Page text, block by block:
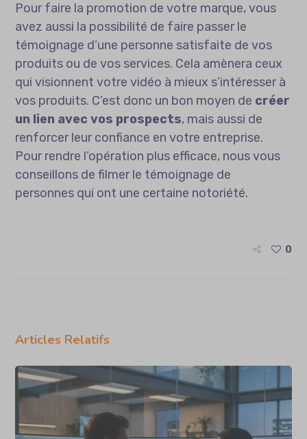
Pour faire la promotion de votre marque, vous
avez aussi la possibilité de faire passer le
témoignage d’une personne satisfaite de vos
produits ou de vos services. Cela amènera ceux
qui visionnent votre vidéo à mieux s’intéresser à
vos produits. C’est donc un bon moyen de créer
un lien avec vos prospects, mais aussi de
renforcer leur confiance en votre entreprise.
Pour rendre l’opération plus efficace, nous vous
conseillons de filmer le témoignage de
personnes qui ont une certaine notoriété.
0
Articles Relatifs